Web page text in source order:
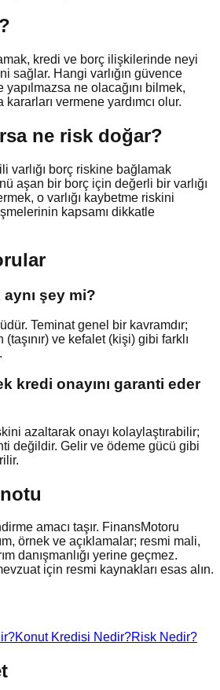
kredi ve borç ilişkilerinde neyi
sağlar. Hangi varlığın güvence
ne olacağını bilmek,
vermene yardımcı olur.
ne risk doğar?
varlığı borç riskine bağlamak
aşan bir borç için değerli bir varlığı
o varlığı kaybetme riskini
kapsamı dikkatle
şey mi?
Teminat genel bir kavramdır;
ve kefalet (kişi) gibi farklı
kredi onayını garanti eder
azaltarak onayı kolaylaştırabilir;
değildir. Gelir ve ödeme gücü gibi
amacı taşır. FinansMotoru
örnek ve açıklamalar; resmi mali,
danışmanlığı yerine geçmez.
için resmi kaynakları esas alın.
Konut Kredisi Nedir?Risk Nedir?